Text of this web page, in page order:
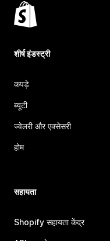
शीर्ष इंडस्ट्री
कपड़े
ब्यूटी
ज्वेलरी और एक्सेसरी
होम
सहायता
Shopify सहायता केंद्र